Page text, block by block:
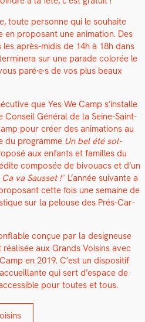
toute per­son­ne qui le souhaite
en pro­posant une ani­ma­tion. Des
après-midis de 14h à 18h dans
sur une parade col­orée le
paré·e·s de vos plus beaux
que Yes We Camp s’installe
Con­seil Général de la Seine-Saint-
pour créer des ani­ma­tions au
du pro­gramme Un bel été sol­
aux enfants et familles du
com­posée de bivouacs et d’un
Ca va Saus­set ! L’année suiv­ante a
cette fois une semaine de
sur la pelouse des Prés-Car­
conçue par la designeuse
aux Grands Voisins avec
en 2019. C’est un dis­posi­tif
qui sert d’espace de
pour toutes et tous.